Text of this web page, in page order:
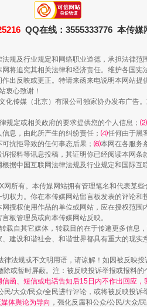
镜头丨大暑三秋近
如何以同查同治破解风腐交织难题
QQ在线：3555333776 本传媒
规及行业规定和网络职业道德，承担法律
将追究其相关法律和经济责任。维护各国
出反映或更正。特请来函来电说明本网站
衷心致谢！
化传媒（北京）有限公司独家协办发布广告
规定或相关政府的要求提供您的个人信息； ⑵
息，由此所产生的纠纷责任； ⑷任何由于黑
可抗拒导致的任何事态后果； ⑹本网在各服务
报料等讯息投稿，其证明你已经阅读本网
据中国互联网法律法规及行业规定和国际互
所有。本传媒网站拥有管理笔名和代表某
权力。你在本传媒网站留言板发表的评论
授权使用作品的单位或网站，应在授权范围
板管理员或向本传媒网站反映。
载自其它媒体，转载目的在于传递更多信
建设和谐社会、和谐世界都具有重大的现
法规或不文明用语，请谅解！如因被反映
或暂时屏蔽。注：被反映投诉举报或报料
信函、短信或电话告知后15日内不作出回应，
/大众/民众/全民进行评论，或将被反映投
体舆论为导向 ，强化反腐和公众/公民/大众/